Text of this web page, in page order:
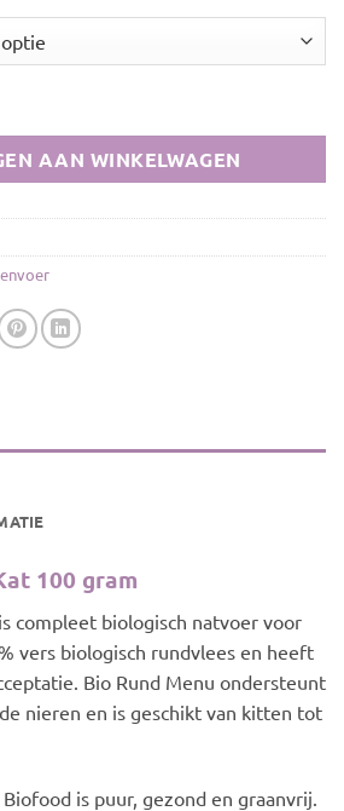
AAN WINKELWAGEN
100 gram
compleet biologisch natvoer voor
vers biologisch rundvlees en heeft
Bio Rund Menu ondersteunt
nieren en is geschikt van kitten tot
is puur, gezond en graanvrij.